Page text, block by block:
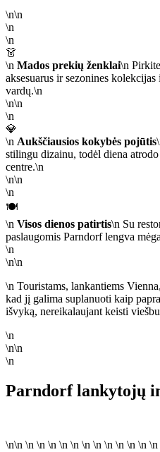
\n\n
\n
\n
👗
\n Mados prekių ženklai\n
aksesuarus ir sezonines
vardų.\n
\n\n
\n
💎
\n Aukščiausios kokybės pojūtis
stilingu dizainu, todėl diena
centre.\n
\n\n
\n
🍽️
\n Visos dienos patirtis\n Su
paslaugomis Parndorf lengva
\n
\n\n
\n Touristams, lankantiems
kad jį galima suplanuoti kaip
išvyką, nereikalaujant keisti
\n
\n\n
\n
Parndorf lankytojų
\n\n \n \n \n \n \n \n \n \n \n \n \n